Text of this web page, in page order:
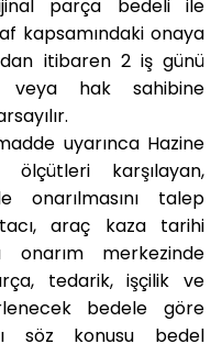
parça bedeli ile
kapsamındaki onaya
itibaren 2 iş günü
veya hak sahibine
uyarınca Hazine
ölçütleri karşılayan,
onarılmasını talep
araç kaza tarihi
onarım merkezinde
tedarik, işçilik ve
bedele göre
söz konusu bedel